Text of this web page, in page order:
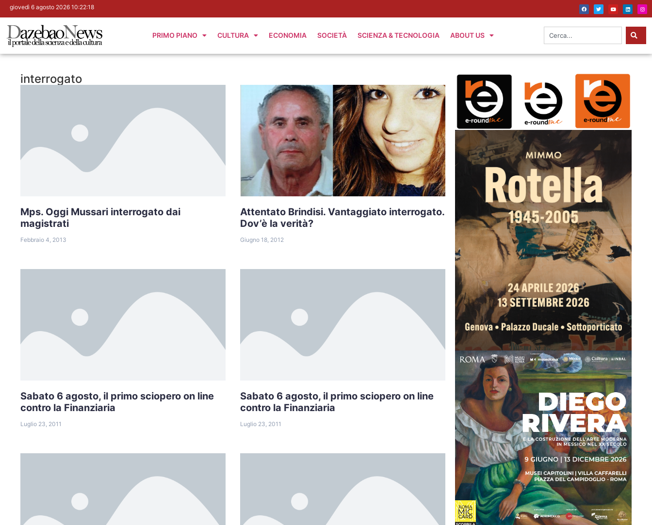
giovedì 6 agosto 2026 10:22:19
PRIMO PIANO CULTURA ECONOMIA SOCIETÀ SCIENZA & TECNOLOGIA ABOUT US
interrogato
Mps. Oggi Mussari interrogato dai
magistrati
Febbraio 4, 2013
Attentato Brindisi. Vantaggiato interrogato.
Dov’è la verità?
Giugno 18, 2012
Sabato 6 agosto, il primo sciopero on line
contro la Finanziaria
Luglio 23, 2011
Sabato 6 agosto, il primo sciopero on line
contro la Finanziaria
Luglio 23, 2011